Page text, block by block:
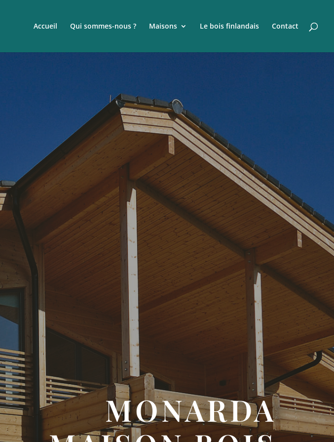
Accueil Qui sommes-nous ? Maisons Le bois finlandais Contact
MONARDA